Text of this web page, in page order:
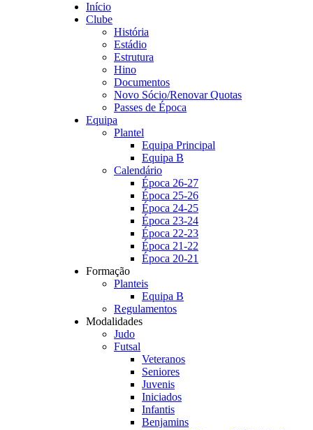
Início
Clube
História
Estádio
Estrutura
Hino
Documentos
Novo Sócio/Renovar Quotas
Passes de Época
Equipa
Plantel
Equipa Principal
Equipa B
Calendário
Época 26-27
Época 25-26
Época 24-25
Época 23-24
Época 22-23
Época 21-22
Época 20-21
Formação
Planteis
Equipa B
Regulamentos
Modalidades
Judo
Futsal
Veteranos
Seniores
Juvenis
Iniciados
Infantis
Benjamins